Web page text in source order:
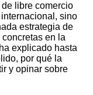
libre comercio
sino
estrategia de
en la
explicado hasta
por qué la
y opinar sobre